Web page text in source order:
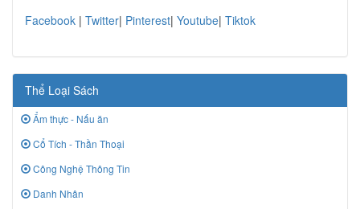
Facebook | Twitter| Pinterest| Youtube| Tiktok
Thể Loại Sách
Ẩm thực - Nấu ăn
Cổ Tích - Thần Thoại
Công Nghệ Thông Tin
Danh Nhân